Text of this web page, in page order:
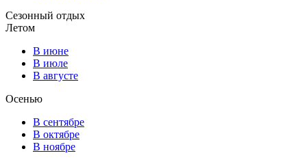
Сезонный отдых
Летом
В июне
В июле
В августе
Осенью
В сентябре
В октябре
В ноябре